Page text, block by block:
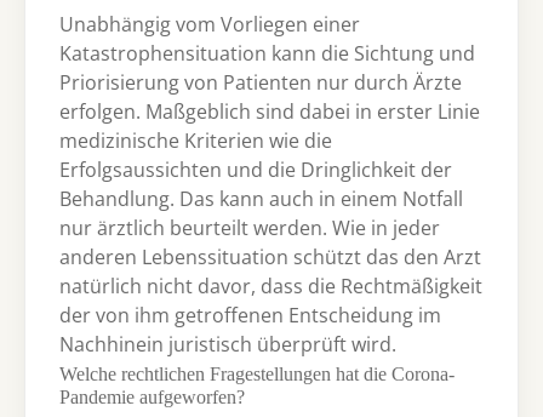
Unabhängig vom Vorliegen einer
Katastrophensituation kann die Sichtung und
Priorisierung von Patienten nur durch Ärzte
erfolgen. Maßgeblich sind dabei in erster Linie
medizinische Kriterien wie die
Erfolgsaussichten und die Dringlichkeit der
Behandlung. Das kann auch in einem Notfall
nur ärztlich beurteilt werden. Wie in jeder
anderen Lebenssituation schützt das den Arzt
natürlich nicht davor, dass die Rechtmäßigkeit
der von ihm getroffenen Entscheidung im
Nachhinein juristisch überprüft wird.
Welche rechtlichen Fragestellungen hat die Corona-
Pandemie aufgeworfen?